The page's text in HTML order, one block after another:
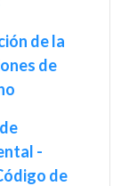
de la
de
-
de